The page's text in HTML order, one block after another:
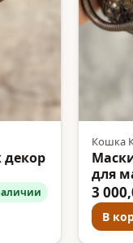
декор
Кошка
для
3
В